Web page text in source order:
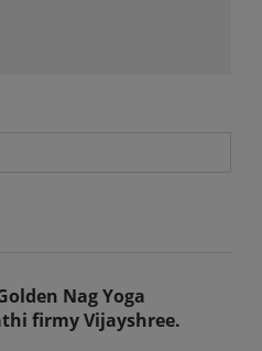
kosztów płatności
Nag Yoga
firmy Vijayshree.